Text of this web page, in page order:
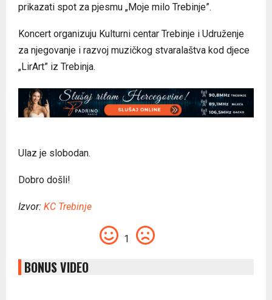
prikazati spot za pjesmu „Moje milo Trebinje”.
Koncert organizuju Kulturni centar Trebinje i Udruženje
za njegovanje i razvoj muzičkog stvaralaštva kod djece
„LirArt” iz Trebinja.
Ulaz je slobodan.
Dobro došli!
Izvor: KC Trebinje
1
BONUS VIDEO